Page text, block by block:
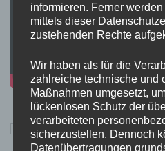
informieren. Ferner
mittels dieser
zustehenden Rechte
Wir haben als für die
zahlreiche technische und
Maßnahmen umgesetzt,
lückenlosen Schutz der
verarbeiteten
sicherzustellen. Dennoch
Datenübertragungen